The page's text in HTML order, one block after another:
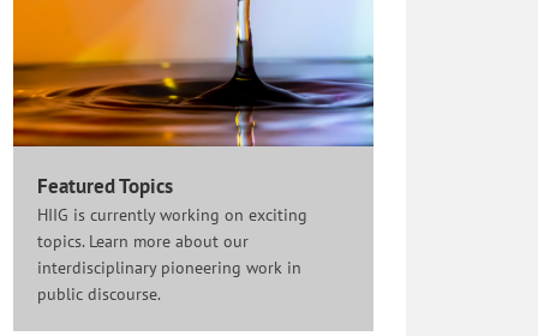
Featured Topics
HIIG is currently working on exciting
topics. Learn more about our
interdisciplinary pioneering work in
public discourse.